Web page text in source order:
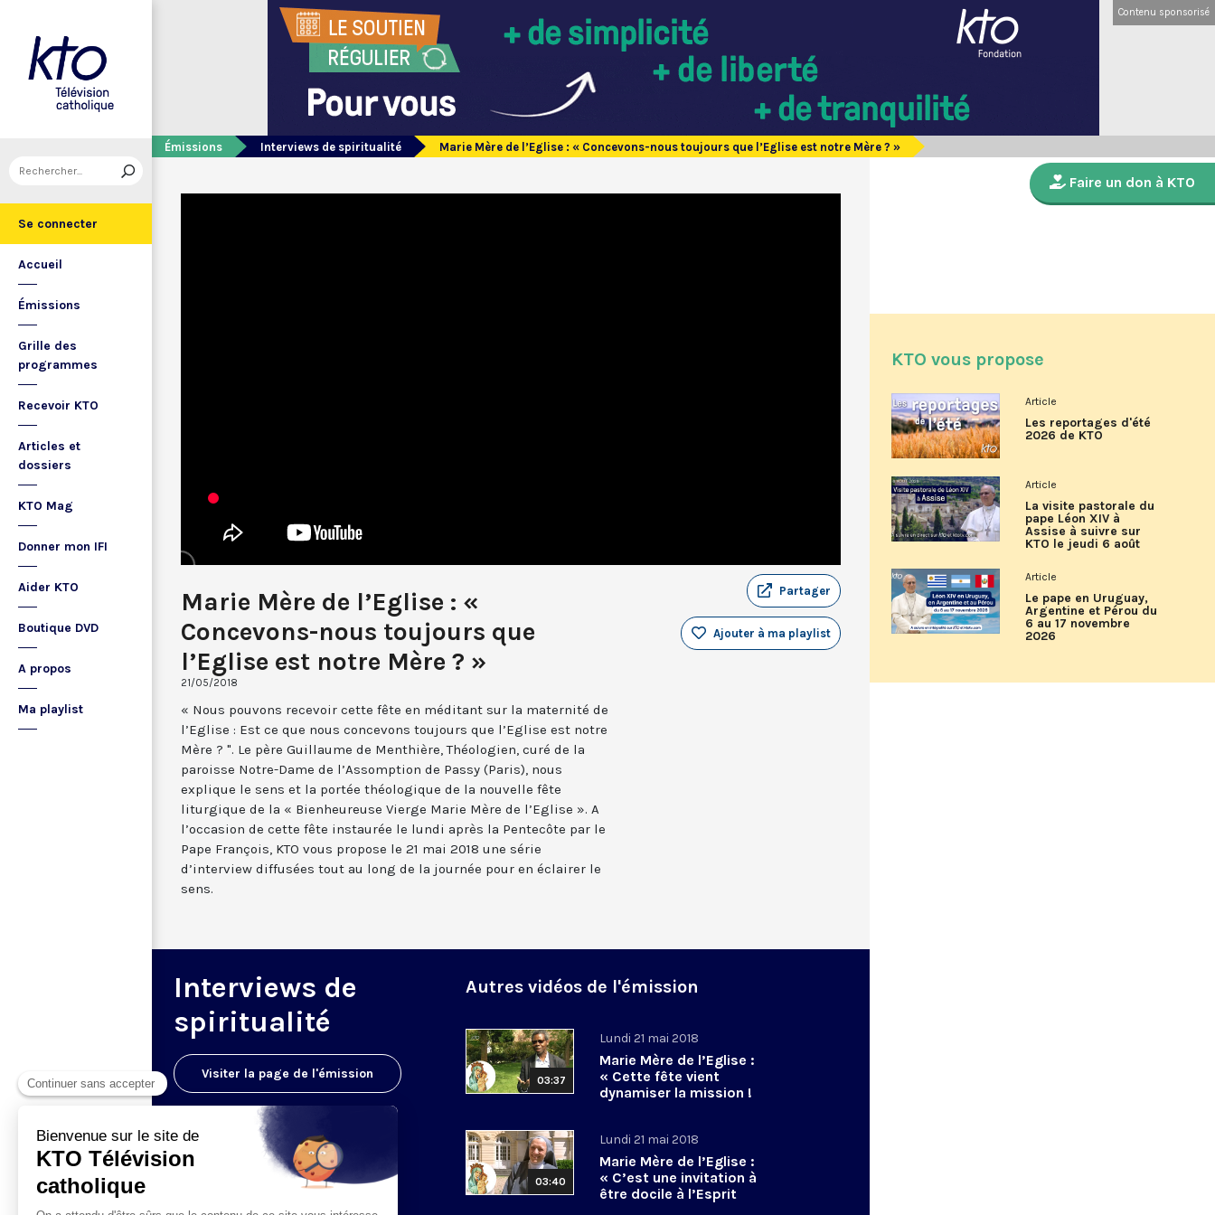
Se connecter
Accueil
Émissions
Grille des
programmes
Recevoir KTO
Articles et
dossiers
KTO Mag
Donner mon IFI
Aider KTO
Boutique DVD
A propos
Ma playlist
Contenu sponsorisé
Émissions Interviews de spiritualité Marie Mère de l’Eglise : « Concevons-nous toujours que l’Eglise est notre Mère ? »
Marie Mère de l’Eglise : «
Concevons-nous toujours que
l’Eglise est notre Mère ? »
21/05/2018
Partager
Ajouter à ma playlist
« Nous pouvons recevoir cette fête en méditant sur la maternité de
l’Eglise : Est ce que nous concevons toujours que l’Eglise est notre
Mère ? ". Le père Guillaume de Menthière, Théologien, curé de la
paroisse Notre-Dame de l’Assomption de Passy (Paris), nous
explique le sens et la portée théologique de la nouvelle fête
liturgique de la « Bienheureuse Vierge Marie Mère de l’Eglise ». A
l’occasion de cette fête instaurée le lundi après la Pentecôte par le
Pape François, KTO vous propose le 21 mai 2018 une série
d’interview diffusées tout au long de la journée pour en éclairer le
sens.
Interviews de
spiritualité
Visiter la page de l'émission
Autres vidéos de l'émission
03:37
Lundi 21 mai 2018
Marie Mère de l’Eglise :
« Cette fête vient
dynamiser la mission !
03:40
Lundi 21 mai 2018
Marie Mère de l’Eglise :
« C’est une invitation à
être docile à l’Esprit
Faire un don à KTO
KTO vous propose
Article
Les reportages d'été
2026 de KTO
Article
La visite pastorale du
pape Léon XIV à
Assise à suivre sur
KTO le jeudi 6 août
Article
Le pape en Uruguay,
Argentine et Pérou du
6 au 17 novembre
2026